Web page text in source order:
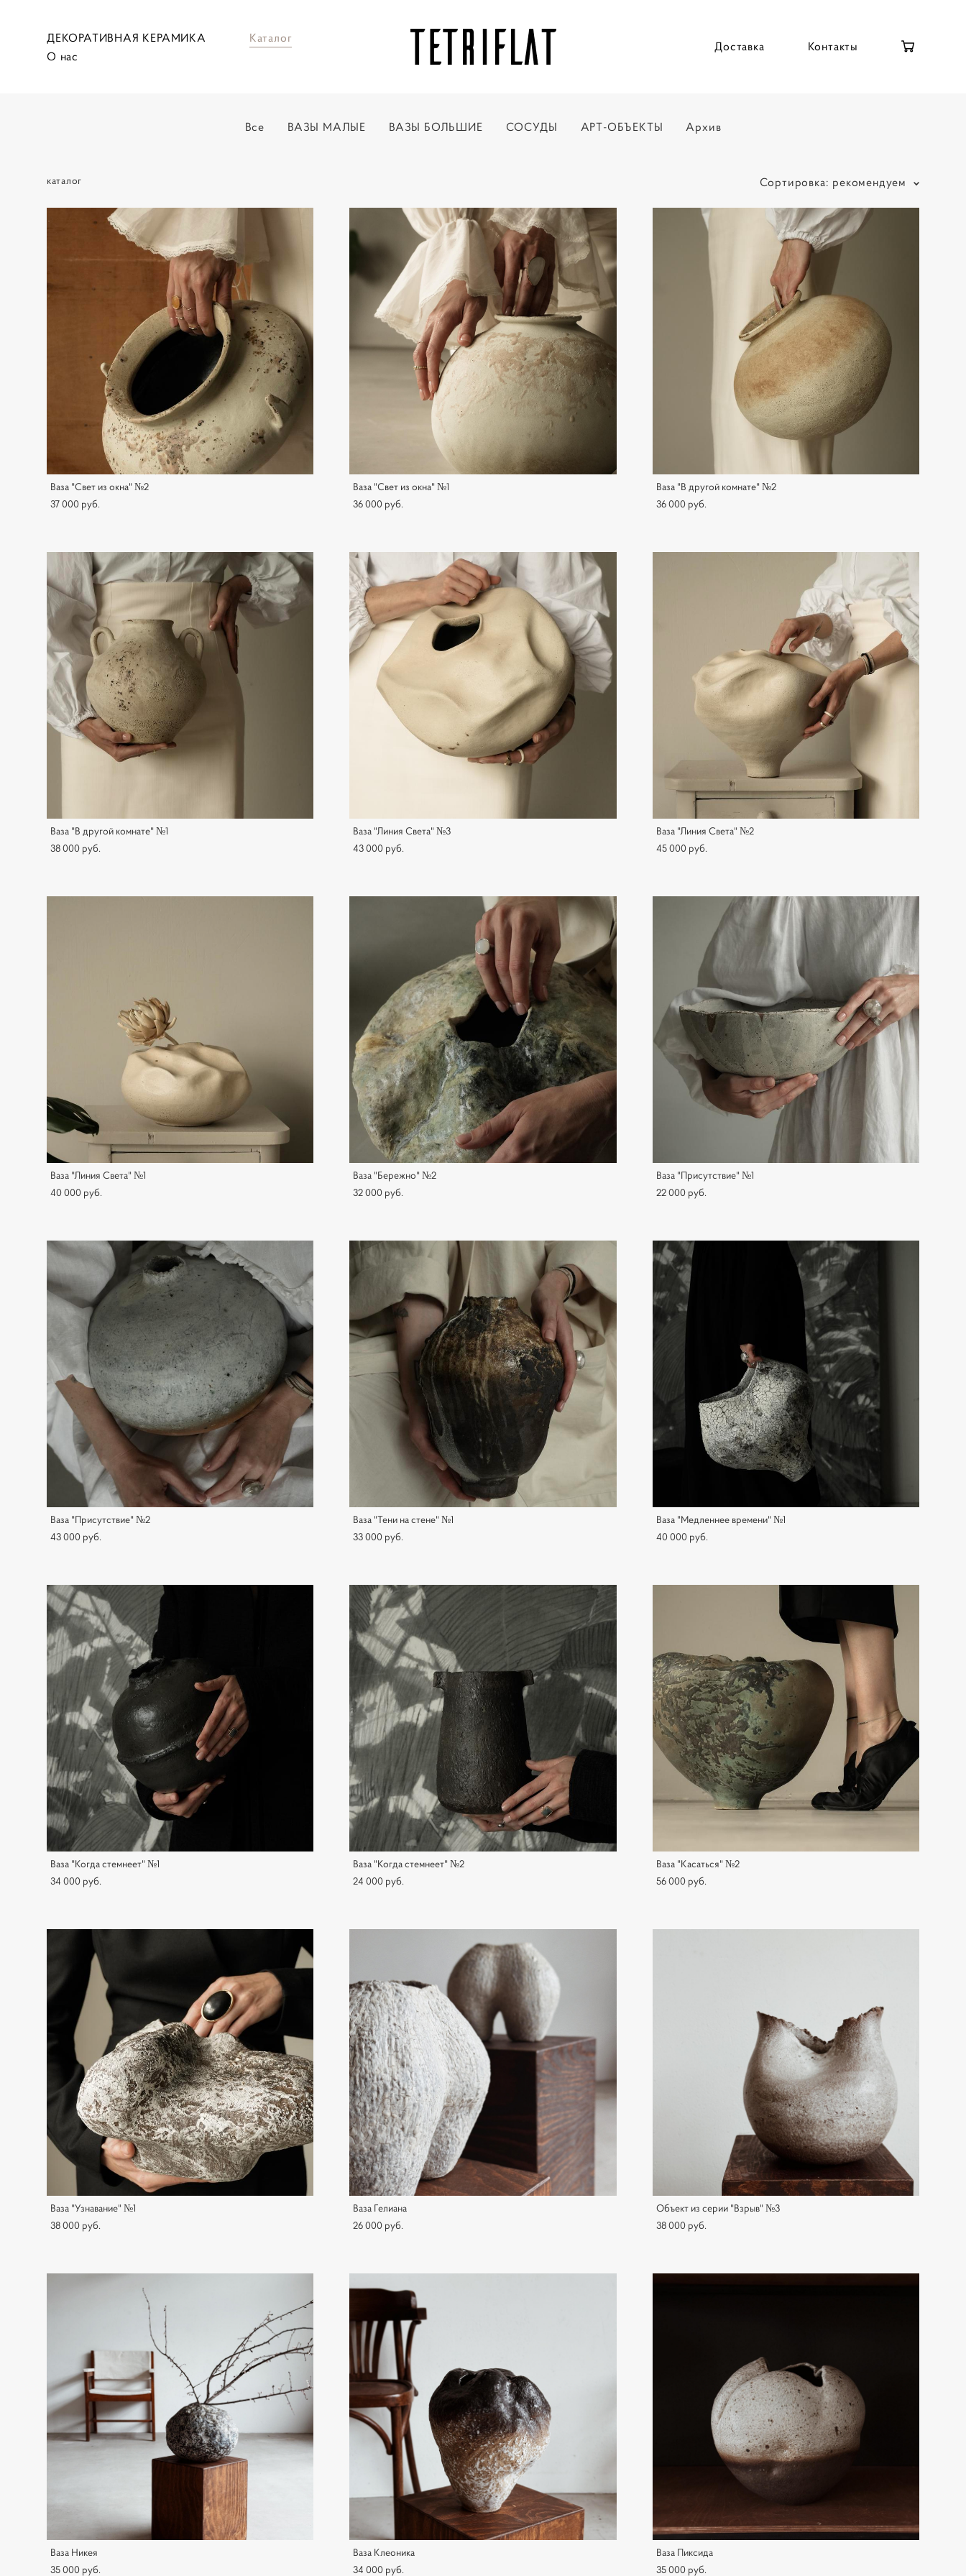
ДЕКОРАТИВНАЯ КЕРАМИКА
Каталог
О нас
Доставка Контакты
Все ВАЗЫ МАЛЫЕ ВАЗЫ БОЛЬШИЕ СОСУДЫ АРТ-ОБЪЕКТЫ Архив
каталог Сортировка: рекомендуем
Ваза "Свет из окна" №2
37 000 pуб.
Ваза "Свет из окна" №1
36 000 pуб.
Ваза "В другой комнате" №2
36 000 pуб.
Ваза "В другой комнате" №1
38 000 pуб.
Ваза "Линия Света" №3
43 000 pуб.
Ваза "Линия Света" №2
45 000 pуб.
Ваза "Линия Света" №1
40 000 pуб.
Ваза "Бережно" №2
32 000 pуб.
Ваза "Присутствие" №1
22 000 pуб.
Ваза "Присутствие" №2
43 000 pуб.
Ваза "Тени на стене" №1
33 000 pуб.
Ваза "Медленнее времени" №1
40 000 pуб.
Ваза "Когда стемнеет" №1
34 000 pуб.
Ваза "Когда стемнеет" №2
24 000 pуб.
Ваза "Касаться" №2
56 000 pуб.
Ваза "Узнавание" №1
38 000 pуб.
Ваза Гелиана
26 000 pуб.
Объект из серии "Взрыв" №3
38 000 pуб.
Ваза Никея
35 000 pуб.
Ваза Клеоника
34 000 pуб.
Ваза Пиксида
35 000 pуб.